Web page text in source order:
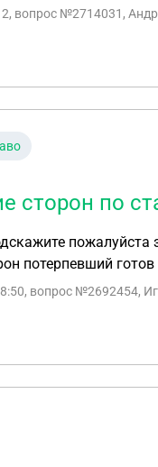
, вопрос №2714031,
сторон по
потерпевший
, вопрос №2692454,